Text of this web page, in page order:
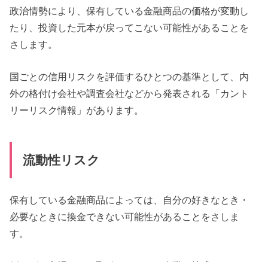
政治情勢により、保有している金融商品の価格が変動し
たり、投資した元本が戻ってこない可能性があることを
さします。
国ごとの信用リスクを評価するひとつの基準として、内
外の格付け会社や調査会社などから発表される「カント
リーリスク情報」があります。
流動性リスク
保有している金融商品によっては、自分の好きなとき・
必要なときに換金できない可能性があることをさしま
す。